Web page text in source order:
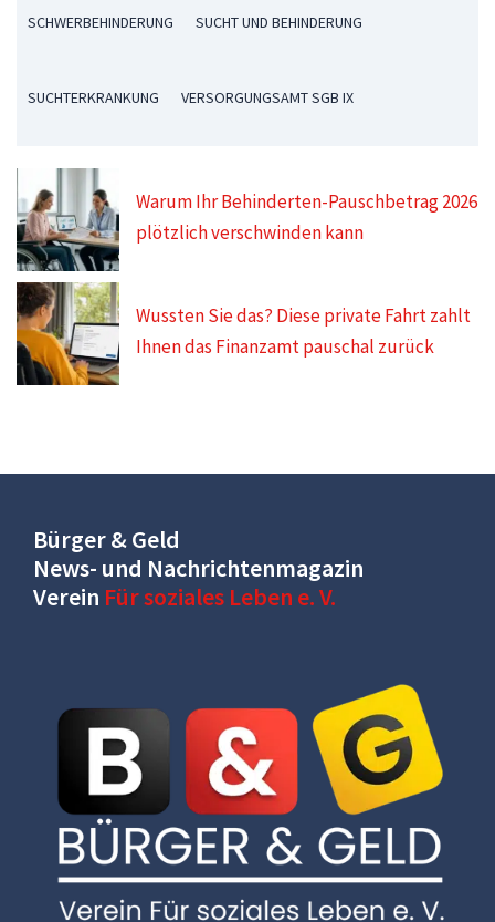
SCHWERBEHINDERUNG SUCHT UND BEHINDERUNG
SUCHTERKRANKUNG VERSORGUNGSAMT SGB IX
Warum Ihr Behinderten-Pauschbetrag 2026
plötzlich verschwinden kann
Wussten Sie das? Diese private Fahrt zahlt
Ihnen das Finanzamt pauschal zurück
Bürger & Geld
News- und Nachrichtenmagazin
Verein Für soziales Leben e. V.